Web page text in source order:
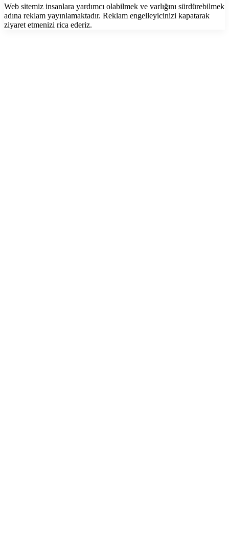
Web sitemiz insanlara yardımcı olabilmek ve varlığını sürdürebilmek
adına reklam yayınlamaktadır. Reklam engelleyicinizi kapatarak
ziyaret etmenizi rica ederiz.